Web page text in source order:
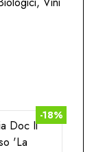
-18%